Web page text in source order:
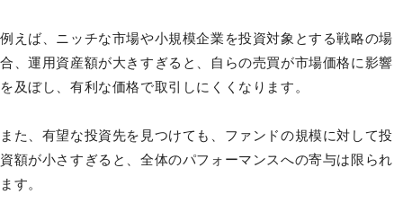
例えば、ニッチな市場や小規模企業を投資対象とする戦略の場
合、運用資産額が大きすぎると、自らの売買が市場価格に影響
を及ぼし、有利な価格で取引しにくくなります。
また、有望な投資先を見つけても、ファンドの規模に対して投
資額が小さすぎると、全体のパフォーマンスへの寄与は限られ
ます。